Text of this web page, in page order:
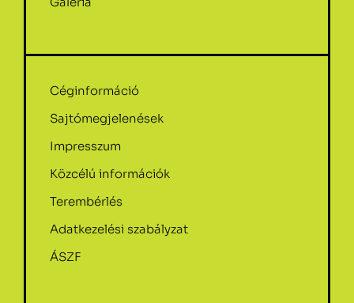
Céginformáció
Sajtómegjelenések
Impresszum
Közcélú információk
Terembérlés
Adatkezelési szabályzat
ÁSZF